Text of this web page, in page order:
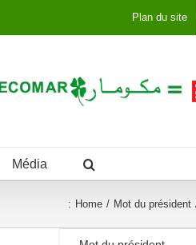
Plan du site
Média
: Home Mot du président